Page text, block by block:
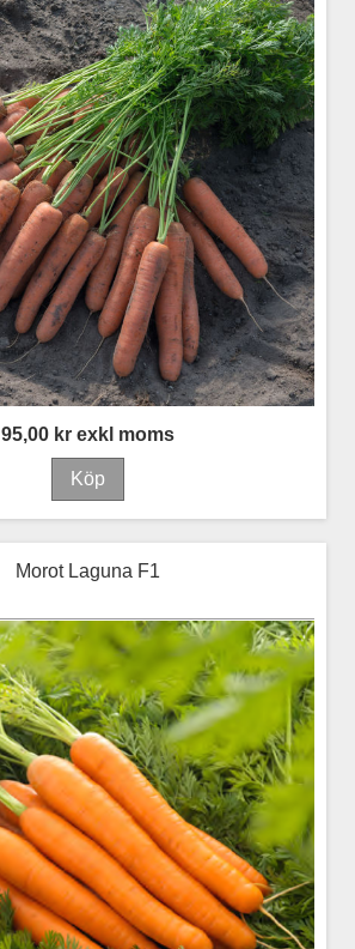
95,00 kr exkl moms
Morot Laguna F1